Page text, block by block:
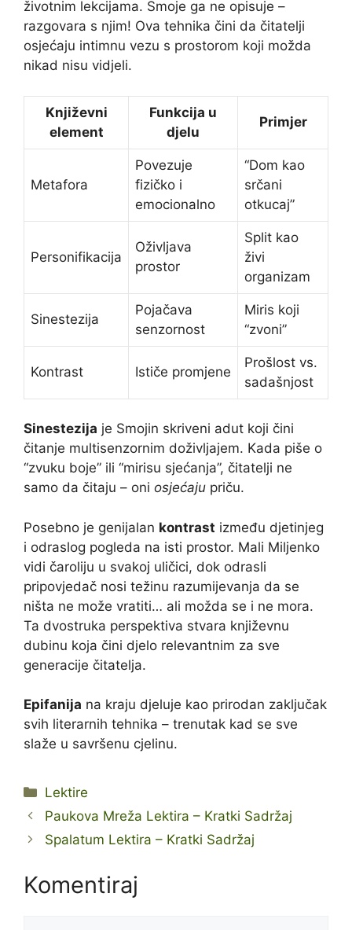
životnim lekcijama. Smoje ga ne opisuje –
razgovara s njim! Ova tehnika čini da čitatelji
osjećaju intimnu vezu s prostorom koji možda
nikad nisu vidjeli.
Književni
element
Funkcija u
djelu
Primjer
Metafora
Povezuje
fizičko i
emocionalno
“Dom kao
srčani
otkucaj”
Personifikacija
Oživljava
prostor
Split kao
živi
organizam
Sinestezija
Pojačava
senzornost
Miris koji
“zvoni”
Kontrast Ističe promjene
Prošlost vs.
sadašnjost
Sinestezija je Smojin skriveni adut koji čini
čitanje multisenzornim doživljajem. Kada piše o
“zvuku boje” ili “mirisu sjećanja”, čitatelji ne
samo da čitaju – oni osjećaju priču.
Posebno je genijalan kontrast između djetinjeg
i odraslog pogleda na isti prostor. Mali Miljenko
vidi čaroliju u svakoj uličici, dok odrasli
pripovjedač nosi težinu razumijevanja da se
ništa ne može vratiti… ali možda se i ne mora.
Ta dvostruka perspektiva stvara književnu
dubinu koja čini djelo relevantnim za sve
generacije čitatelja.
Epifanija na kraju djeluje kao prirodan zaključak
svih literarnih tehnika – trenutak kad se sve
slaže u savršenu cjelinu.
Kategorije
Lektire
Paukova Mreža Lektira – Kratki Sadržaj
Spalatum Lektira – Kratki Sadržaj
Komentiraj